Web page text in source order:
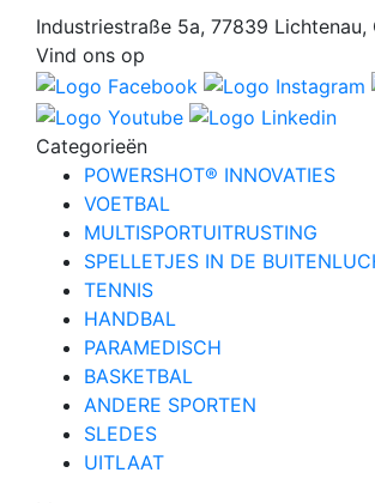
Industriestraße 5a, 77839 Lichtenau,
Vind ons op
Categorieën
POWERSHOT® INNOVATIES
VOETBAL
MULTISPORTUITRUSTING
SPELLETJES IN DE
TENNIS
HANDBAL
PARAMEDISCH
BASKETBAL
ANDERE SPORTEN
SLEDES
UITLAAT